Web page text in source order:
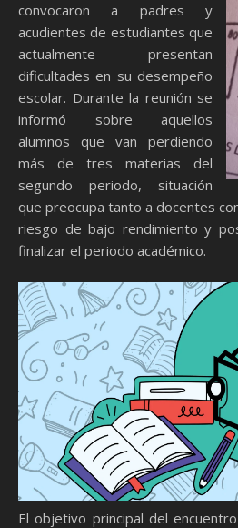
convocaron a padres y
acudientes de estudiantes que
actualmente presentan
dificultades en su desempeño
escolar. Durante la reunión se
informó sobre aquellos
alumnos que van perdiendo
más de tres materias del
segundo periodo, situación
que preocupa tanto a docentes
riesgo de bajo rendimiento y
finalizar el periodo académico.
El objetivo principal del